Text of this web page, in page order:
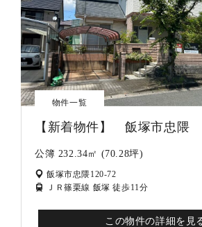
物件一覧
【新着物件】 飯塚市忠隈
公簿 232.34㎡ (70.28坪)
飯塚市忠隈120-72
ＪＲ篠栗線 飯塚 徒歩11分
この物件の詳細を見